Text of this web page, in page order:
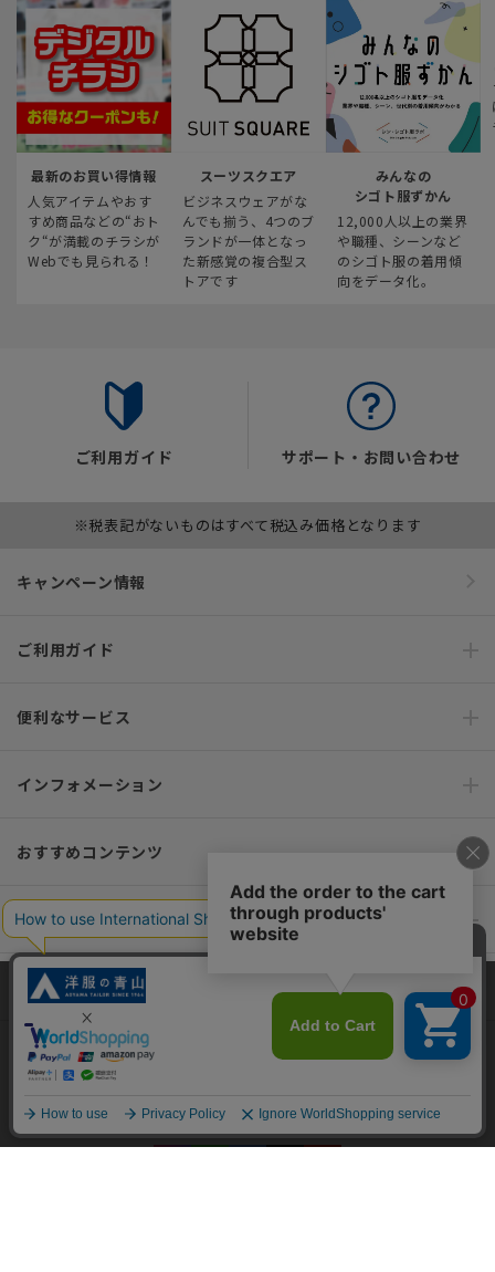
最新のお買い得情報
人気アイテムやおす
すめ商品などの“おト
ク“が満載のチラシが
Webでも見られる！
スーツスクエア
ビジネスウェアがな
んでも揃う、4つのブ
ランドが一体となっ
た新感覚の複合型ス
トアです
みんなの
シゴト服ずかん
12,000人以上の業界
や職種、シーンなど
のシゴト服の着用傾
向をデータ化。
ご利用ガイド サポート・お問い合わせ
※税表記がないものはすべて税込み価格となります
キャンペーン情報
ご利用ガイド
便利なサービス
インフォメーション
おすすめコンテンツ
ポリシー・企業情報
オーダースーツなら SHITATE
OFFICIAL SNS
当サイトでは、快適な閲覧体験とコンテンツ改善のためにCookieを使用
しています。閲覧を続けることで、Cookieの使用に同意したものとみな
します。詳細については
同意して閉じる